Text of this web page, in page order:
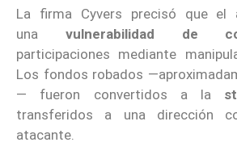
La firma Cyvers precisó que el
una vulnerabilidad de
participaciones mediante
Los fondos robados
— fueron convertidos a la
transferidos a una dirección
atacante.